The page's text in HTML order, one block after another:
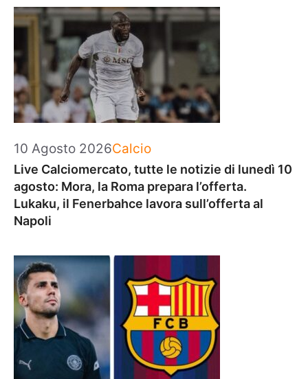
10 Agosto 2026Categorie
Calcio
Live Calciomercato, tutte le notizie di lunedì 10
agosto: Mora, la Roma prepara l’offerta.
Lukaku, il Fenerbahce lavora sull’offerta al
Napoli